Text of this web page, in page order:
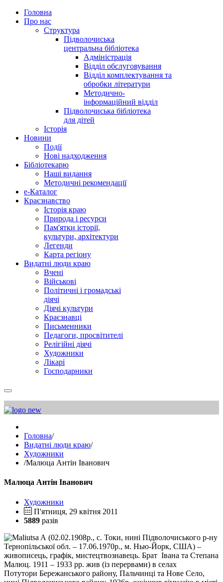
Головна
Про нас
Структура
Підволочиська
центральна бібліотека
Адміністрація
Відділ обслуговування
Відділ комплектування та
обробки літератури
Методично-
інформаційний відділ
Підволочиська бібліотека
для дітей
Історія
Новини
Події
Нові надходження
Бібліотекарю
Наші видання
Методичні рекомендації
e-Каталог
Краєзнавство
Історія краю
Природа і ресурси
Пам'ятки історії,
культури, архітектури
Легенди
Карта регіону
Видатні люди краю
Вчені
Військові
Політичні і громадські
діячі
Діячі культури
Краєзнавці
Письменники
Педагоги, просвітителі
Релігійні діячі
Художники
Лікарі
Господарники
Головна/
Видатні люди краю/
Художники
/Малюца Антін Іванович
Малюца Антін Іванович
Художники
П'ятниця, 29 квітня 2011
5889 разів
(02.02.1908р., с. Токи, нині Підволочиського р-ну
Тернопільської обл. – 17.06.1970р., м. Нью-Йорк, США) –
живописець, графік, мистецтвознавець. Брат Івана та Степана
Малюц. 1911 – 1933 рр. жив (із перервами) в селах
Потутори Бережанського району, Пальчинці та Нове Село,